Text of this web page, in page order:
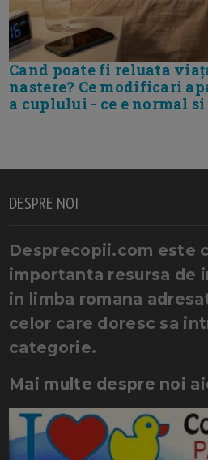
Cand poate fi reluata
nastere? Ce modificari
a cuplului - ce e normal si
DESPRE NOI
Desprecopii.com este
importanta resursa de
in limba romana
celor care doresc sa
categorie.
Mai multe despre noi